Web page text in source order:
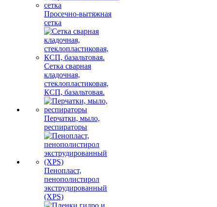
Просечно-вытяжная
сетка
Сетка сварная
кладочная,
стеклопластиковая,
КСП, базальтовая.
Перчатки, мыло,
респираторы
Пенопласт,
пенополистирол
экструдированный
(XPS)